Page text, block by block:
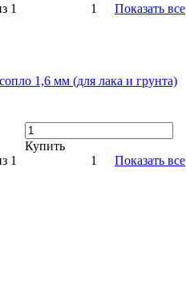
1 1
Показать все
1,6 мм (для лака и грунта)
Купить
1 1
Показать все